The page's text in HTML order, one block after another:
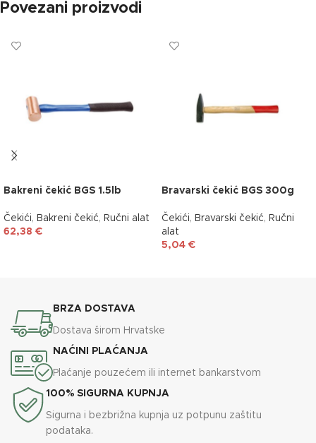
Povezani proizvodi
Bakreni čekić BGS 1.5lb
Čekići, Bakreni čekić, Ručni alat
62,38 €
Bravarski čekić BGS 300g
Čekići, Bravarski čekić, Ručni
alat
5,04 €
BRZA DOSTAVA
Dostava širom Hrvatske
NAĆINI PLAĆANJA
Plaćanje pouzećem ili internet bankarstvom
100% SIGURNA KUPNJA
Sigurna i bezbrižna kupnja uz potpunu zaštitu
podataka.